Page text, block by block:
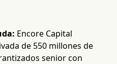
Encore Capital
de 550 millones de
senior con